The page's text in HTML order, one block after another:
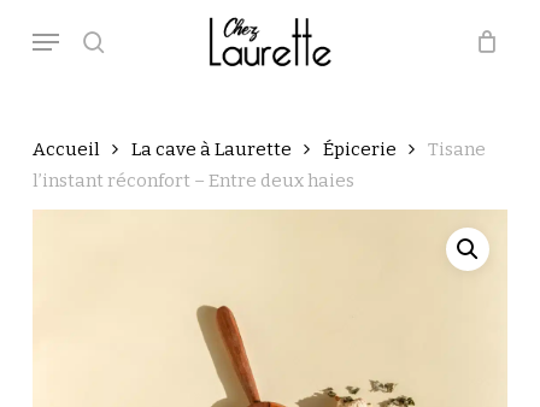
main
search
Menu
Panier Close
Accueil La cave à Laurette Épicerie
Tisane
l’instant réconfort – Entre deux haies